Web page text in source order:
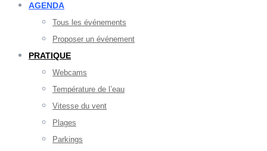
AGENDA
Tous les événements
Proposer un événement
PRATIQUE
Webcams
Température de l’eau
Vitesse du vent
Plages
Parkings